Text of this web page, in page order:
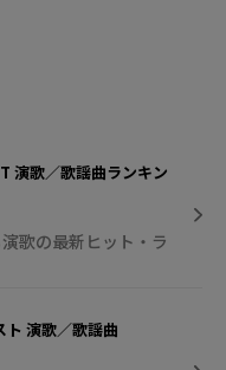
演歌／歌謡曲ランキン
歌の最新ヒット・ラ
ト 演歌／歌謡曲